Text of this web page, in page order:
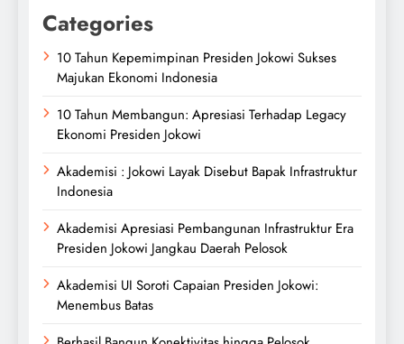
Categories
10 Tahun Kepemimpinan Presiden Jokowi Sukses
Majukan Ekonomi Indonesia
10 Tahun Membangun: Apresiasi Terhadap Legacy
Ekonomi Presiden Jokowi
Akademisi : Jokowi Layak Disebut Bapak Infrastruktur
Indonesia
Akademisi Apresiasi Pembangunan Infrastruktur Era
Presiden Jokowi Jangkau Daerah Pelosok
Akademisi UI Soroti Capaian Presiden Jokowi:
Menembus Batas